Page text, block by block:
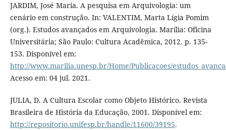
JARDIM, José Maria. A pesquisa em Arquivologia: um
cenário em construção. In: VALENTIM, Marta Lígia Pomim
(org.). Estudos avançados em Arquivologia. Marília: Oficina
Universitária; São Paulo: Cultura Acadêmica, 2012. p. 135-
153. Disponível em:
http://www.marilia.unesp.br/Home/Publicacoes/
Acesso em: 04 jul. 2021.
JULIA, D. A Cultura Escolar como Objeto Histórico. Revista
Brasileira de História da Educação, 2001. Disponível em:
http://repositorio.unifesp.br/handle/11600/39195.